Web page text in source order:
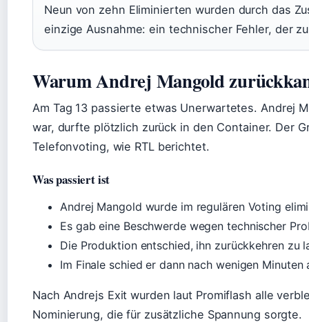
Neun von zehn Eliminierten wurden durch das
einzige Ausnahme: ein technischer Fehler, der
Warum Andrej Mangold
Am Tag 13 passierte etwas Unerwartetes. Andrej
war, durfte plötzlich zurück in den Container. Der
Telefonvoting, wie RTL berichtet.
Was passiert ist
Andrej Mangold wurde im regulären Voting
Es gab eine Beschwerde wegen technischer
Die Produktion entschied, ihn zurückkehren zu
Im Finale schied er dann nach wenigen Minuten
Nach Andrejs Exit wurden laut Promiflash alle
Nominierung, die für zusätzliche Spannung sorgte.